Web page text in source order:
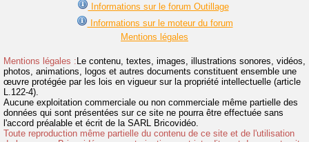
Informations sur le forum Outillage
Informations sur le moteur du forum
Mentions légales
Mentions légales :Le contenu, textes, images, illustrations sonores, vidéos,
photos, animations, logos et autres documents constituent ensemble une
œuvre protégée par les lois en vigueur sur la propriété intellectuelle (article
L.122-4).
Aucune exploitation commerciale ou non commerciale même partielle des
données qui sont présentées sur ce site ne pourra être effectuée sans
l'accord préalable et écrit de la SARL Bricovidéo.
Toute reproduction même partielle du contenu de ce site et de l'utilisation